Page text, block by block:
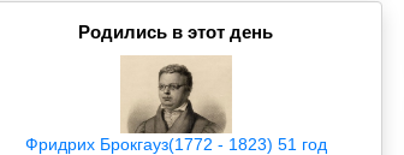
Родились в этот день
Фридрих Брокгауз(1772 - 1823) 51 год